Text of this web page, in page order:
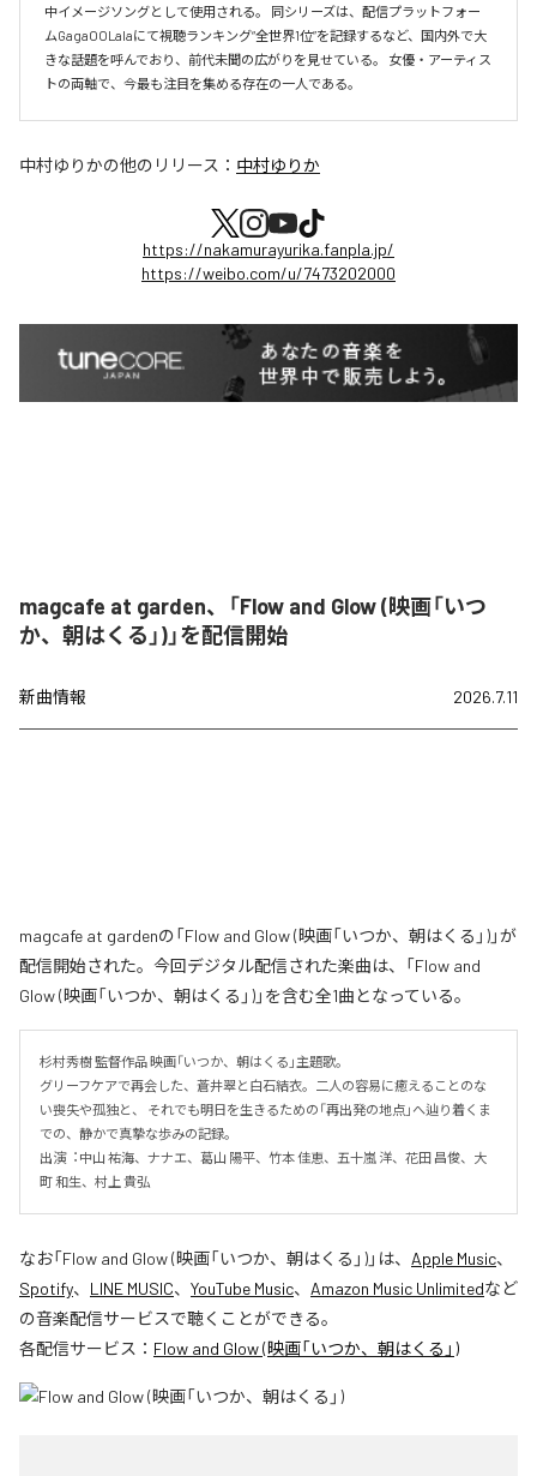
中イメージソングとして使用される。 同シリーズは、配信プラットフォー
ムGagaOOLalaにて視聴ランキング“全世界1位”を記録するなど、国内外で大
きな話題を呼んでおり、前代未聞の広がりを見せている。 女優・アーティス
トの両軸で、今最も注目を集める存在の一人である。
中村ゆりかの他のリリース： 中村ゆりか
https://nakamurayurika.fanpla.jp/
https://weibo.com/u/7473202000
magcafe at garden、「Flow and Glow (映画「いつ
か、朝はくる」)」を配信開始
新曲情報 2026.7.11
magcafe at gardenの「Flow and Glow (映画「いつか、朝はくる」)」が
配信開始された。今回デジタル配信された楽曲は、「Flow and
Glow (映画「いつか、朝はくる」)」を含む全1曲となっている。
杉村秀樹 監督作品 映画「いつか、朝はくる」主題歌。
グリーフケアで再会した、蒼井翠と白石結衣。二人の容易に癒えることのな
い喪失や孤独と、 それでも明日を生きるための「再出発の地点」へ辿り着くま
での、静かで真摯な歩みの記録。
出演︓中⼭ 祐海、ナナエ、葛⼭ 陽平、⽵本 佳恵、五⼗嵐 洋、花⽥ 昌俊、⼤
町 和⽣、村上 貴弘
なお「Flow and Glow (映画「いつか、朝はくる」)」は、 Apple Music、
Spotify、 LINE MUSIC、 YouTube Music、 Amazon Music Unlimitedなど
の音楽配信サービスで聴くことができる。
各配信サービス： Flow and Glow (映画「いつか、朝はくる」)